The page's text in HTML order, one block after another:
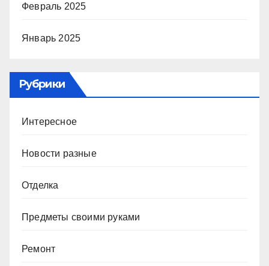
Февраль 2025
Январь 2025
Рубрики
Интересное
Новости разные
Отделка
Предметы своими руками
Ремонт